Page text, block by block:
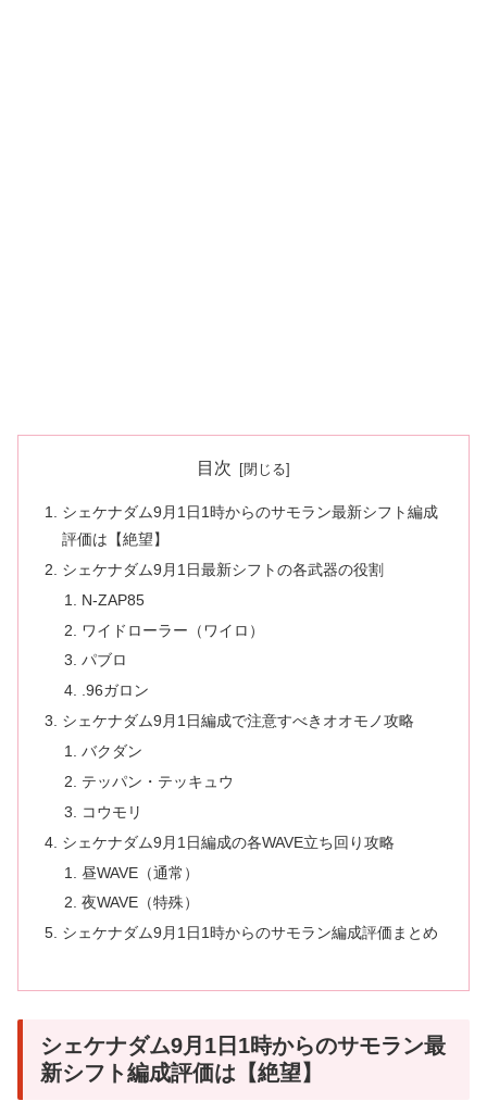
目次
シェケナダム9月1日1時からのサモラン最新シフト編成
評価は【絶望】
シェケナダム9月1日最新シフトの各武器の役割
N-ZAP85
ワイドローラー（ワイロ）
パブロ
.96ガロン
シェケナダム9月1日編成で注意すべきオオモノ攻略
バクダン
テッパン・テッキュウ
コウモリ
シェケナダム9月1日編成の各WAVE立ち回り攻略
昼WAVE（通常）
夜WAVE（特殊）
シェケナダム9月1日1時からのサモラン編成評価まとめ
シェケナダム9月1日1時からのサモラン最
新シフト編成評価は【絶望】